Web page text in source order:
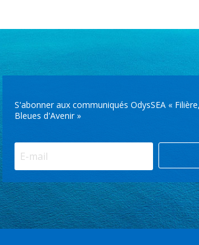
S'abonner aux communiqués OdysSEA «
Bleues d'Avenir »